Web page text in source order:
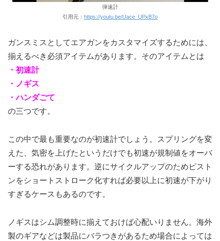
弾速計
引用元： https://youtu.be/Uace_UPxB7o
ガンスミスとしてエアガンをカスタマイズするためには、
揃えるべき必須アイテムがあります。そのアイテムとは
・初速計
・ノギス
・ハンダごて
の三つです。
この中で最も重要なのが初速計でしょう。スプリングを変
えた、気密を上げたというだけでも初速が規制値をオーバ
ーする恐れがあります。逆にサイクルアップのためピスト
ンをショートストローク化すれば必要以上に初速が下がり
すぎるケースもあるのです。
ノギスはシム調整時に揃えておけば心配いりません。海外
製のギアなどは製品にバラつきがあるため場合によっては